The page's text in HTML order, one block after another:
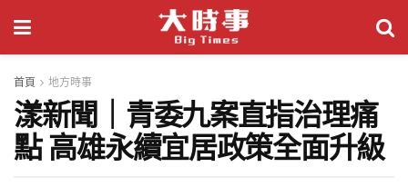
首頁 地方時事
漾新聞｜青委九案直指治理痛
點 高雄永續宜居政策全面升級